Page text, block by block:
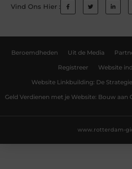
Vind Ons Hier :
Beroemdheden Uit de Media
Registreer Website
Website Linkbuilding: De
Geld Verdienen met je Website: Bouw
www.rotterdam-